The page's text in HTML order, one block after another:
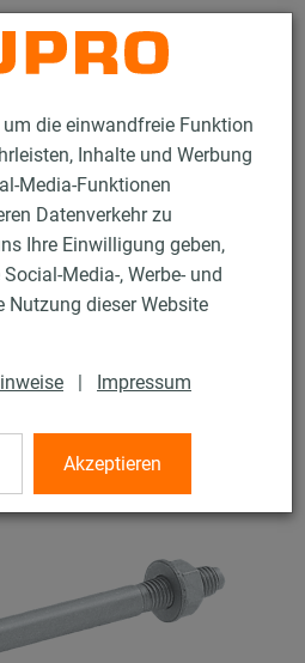
die einwandfreie Funktion
Inhalte und Werbung
Media-Funktionen
Datenverkehr zu
Ihre Einwilligung geben,
Media-, Werbe- und
Nutzung dieser Website
| Impressum
Akzeptieren
Kontakt
Dübel Steckanker
4 / 45